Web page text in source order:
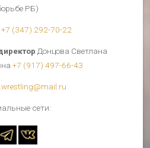
РБ)
+7 (347) 292-70-22
Донцова Светлана
+7 (917) 497-66-43
сети: